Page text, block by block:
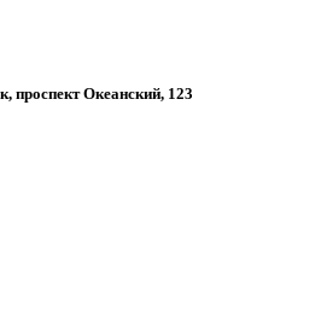
проспект Океанский, 123